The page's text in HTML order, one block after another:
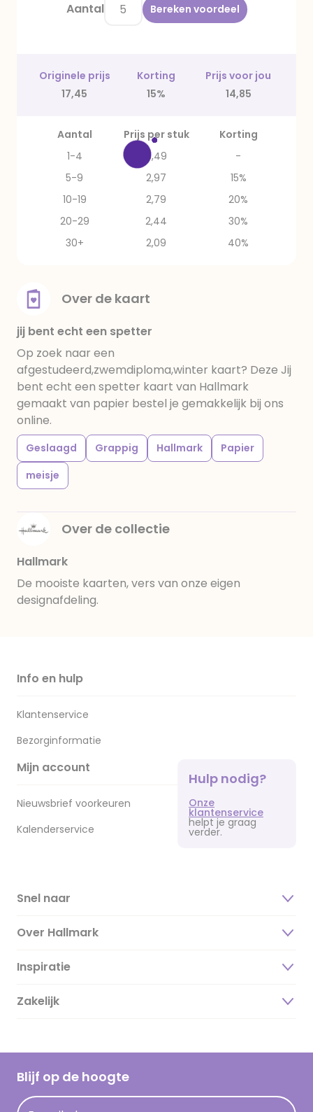
Aantal Bereken voordeel
Originele prijs Korting
Prijs voor jou
17,45
15% 14,85
Aantal Prijs per stuk
Korting
1-4
3,49
-
5-9
2,97
15%
10-19
2,79
20%
20-29
2,44
30%
30+
2,09 40%
Over de kaart
jij bent echt een spetter
Op zoek naar een
afgestudeerd,zwemdiploma,winter kaart? Deze Jij
bent echt een spetter kaart van Hallmark
gemaakt van papier bestel je gemakkelijk bij ons
online.
Geslaagd Grappig Hallmark
Papier
meisje
Over de collectie
Hallmark
De mooiste kaarten, vers van onze eigen
designafdeling.
Info en hulp
Klantenservice
Bezorginformatie
Mijn account
Nieuwsbrief voorkeuren
Kalenderservice
Hulp nodig?
Onze
klantenservice
helpt je graag
verder.
Snel naar
Over Hallmark
Over ons
Duurzaamheid
Hallmark Kaartclub
Acties
Inspiratie
Magazine
Cadeau inspiratie
Kaartinspiratie
Zakelijk
Blijf op de hoogte